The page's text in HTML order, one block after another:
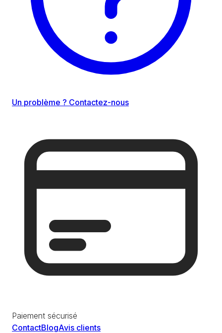
Un problème ? Contactez-nous
Paiement sécurisé
ContactBlogAvis clients